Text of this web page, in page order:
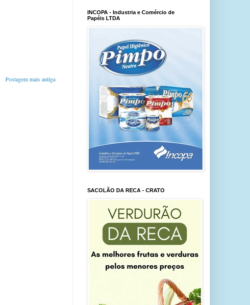
Postagem mais antiga
INCOPA - Industria e Comércio de
Papéis LTDA
SACOLÃO DA RECA - CRATO